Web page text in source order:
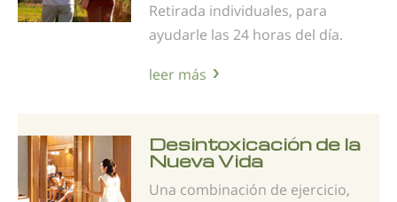
Retirada individuales, para
ayudarle las 24 horas del día.
leer más
Desintoxicación de la
Nueva Vida
Una combinación de ejercicio,